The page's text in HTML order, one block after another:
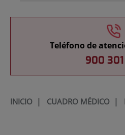
Teléfono de
900 301
INICIO| CUADRO MÉDICO|